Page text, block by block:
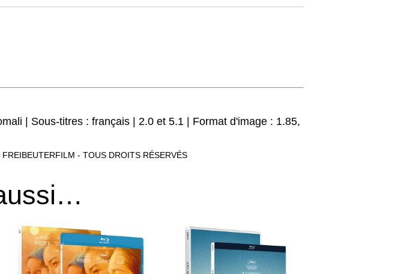
| Sous-titres : français | 2.0 et 5.1 | Format d'image : 1.85,
- TOUS DROITS RÉSERVÉS